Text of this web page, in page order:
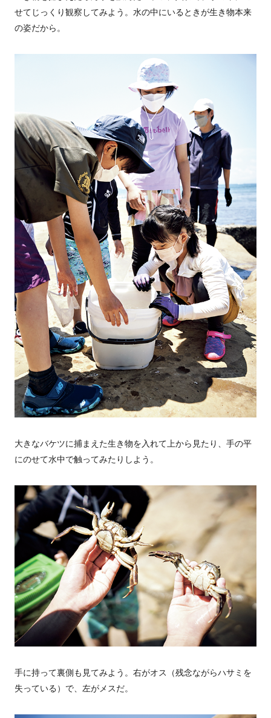
せてじっくり観察してみよう。水の中にいるときが生き物本来
の姿だから。
大きなバケツに捕まえた生き物を入れて上から見たり、手の平
にのせて水中で触ってみたりしよう。
手に持って裏側も見てみよう。右がオス（残念ながらハサミを
失っている）で、左がメスだ。